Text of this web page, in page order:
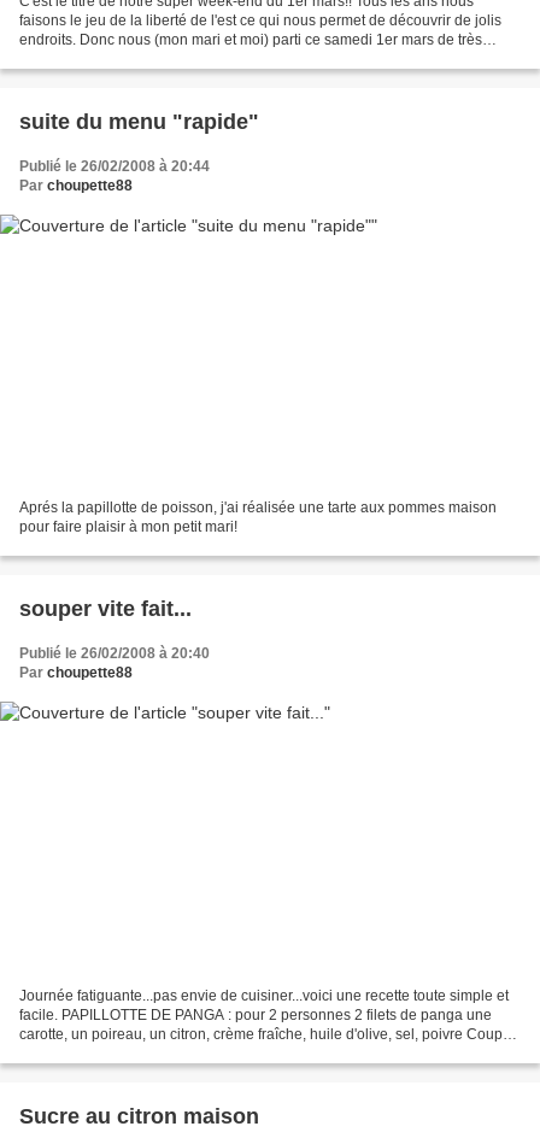
faisons le jeu de la liberté de l'est ce qui nous permet de découvrir de jolis
endroits. Donc nous (mon mari et moi) parti ce samedi 1er mars de très
suite du menu "rapide"
Publié le 26/02/2008 à 20:44
Par choupette88
Aprés la papillotte de poisson, j'ai réalisée une tarte aux pommes maison
pour faire plaisir à mon petit mari!
souper vite fait...
Publié le 26/02/2008 à 20:40
Par choupette88
Journée fatiguante...pas envie de cuisiner...voici une recette toute simple et
facile. PAPILLOTTE DE PANGA : pour 2 personnes 2 filets de panga une
carotte, un poireau, un citron, crème fraîche, huile d'olive, sel, poivre Couper
Sucre au citron maison